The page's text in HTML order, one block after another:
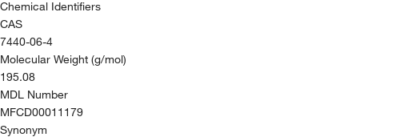
Chemical Identifiers
CAS
7440-06-4
Molecular Weight (g/mol)
195.08
MDL Number
MFCD00011179
Synonym